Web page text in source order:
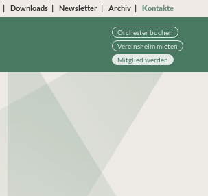
Downloads Newsletter Archiv Kontakte
Orchester buchen
Vereinsheim mieten
Mitglied werden